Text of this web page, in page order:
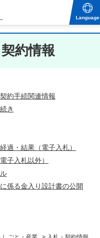
Language
約情報
約手続関連情報
き
過・結果（電子入札）
子入札以外）
係る金入り設計書の公開